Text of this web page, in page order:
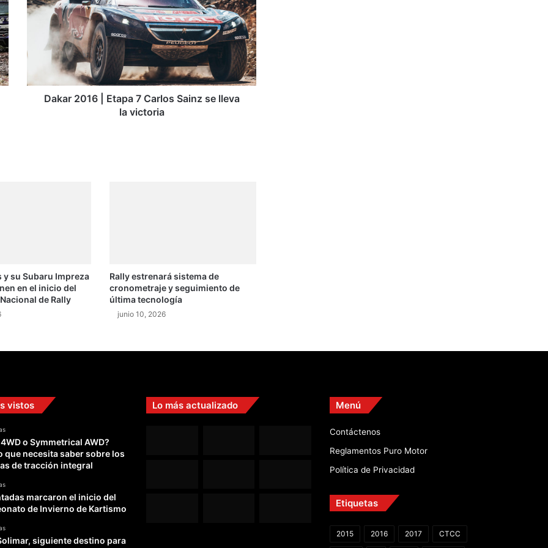
k
a
0
6
a
n
l
a
v
i
c
o
r
Dakar 2016 | Etapa 7 Carlos Sainz se lleva
la victoria
su Subaru Impreza
en el inicio del
de Rally
Rally estrenará sistema de
cronometraje y seguimiento de
última tecnología
junio 10, 2026
vistos
4WD o Symmetrical AWD?
que necesita saber sobre los
de tracción integral
marcaron el inicio del
de Invierno de Kartismo
siguiente destino para
Lo más actualizado Menú
Contáctenos
Reglamentos Puro Motor
Política de Privacidad
Etiquetas
2015 2016 2017 CTCC